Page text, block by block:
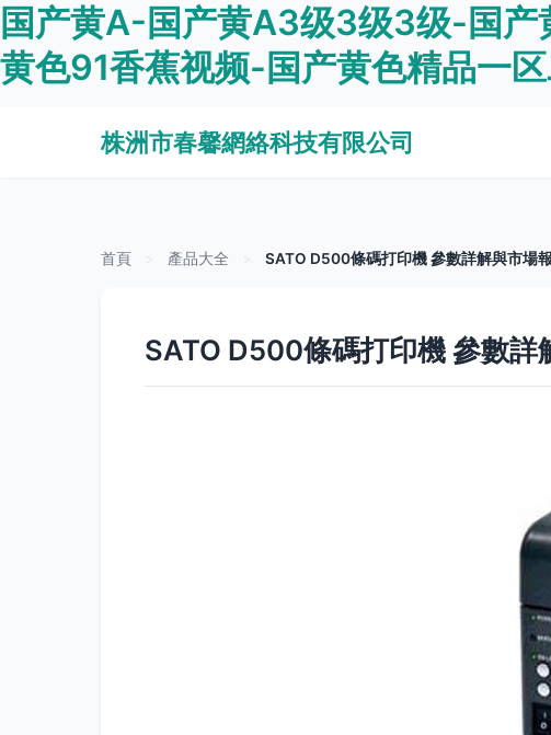
国产黄A-国产黄A3级3级3级-国
黄色91香蕉视频-国产黄色精品一
株洲市春馨網絡科技有限公司
首頁 產品大全 SATO D500條碼打印機 參數詳解與市場
SATO D500條碼打印機 參數詳